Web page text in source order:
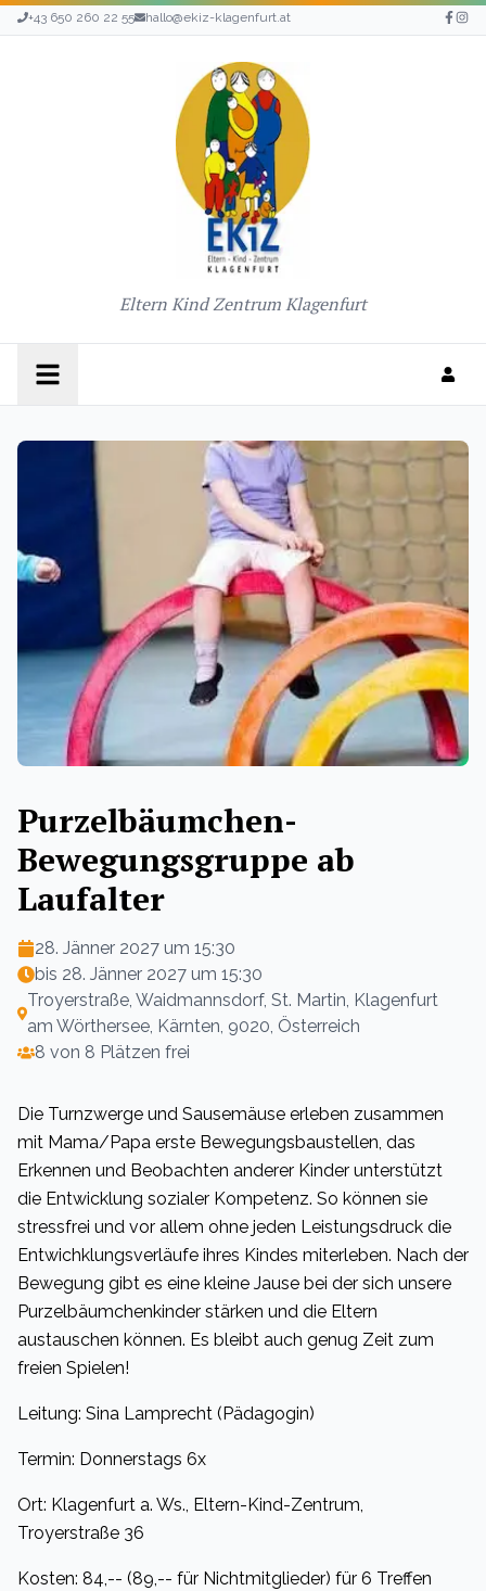
+43 650 260 22 55 hallo@ekiz-klagenfurt.at
Eltern Kind Zentrum Klagenfurt
Purzelbäumchen-
Bewegungsgruppe ab
Laufalter
28. Jänner 2027 um 15:30
bis 28. Jänner 2027 um 15:30
Troyerstraße, Waidmannsdorf, St. Martin, Klagenfurt
am Wörthersee, Kärnten, 9020, Österreich
8 von 8 Plätzen frei
Die Turnzwerge und Sausemäuse erleben zusammen
mit Mama/Papa erste Bewegungsbaustellen, das
Erkennen und Beobachten anderer Kinder unterstützt
die Entwicklung sozialer Kompetenz. So können sie
stressfrei und vor allem ohne jeden Leistungsdruck die
Entwichklungsverläufe ihres Kindes miterleben. Nach der
Bewegung gibt es eine kleine Jause bei der sich unsere
Purzelbäumchenkinder stärken und die Eltern
austauschen können. Es bleibt auch genug Zeit zum
freien Spielen!
Leitung: Sina Lamprecht (Pädagogin)
Termin: Donnerstags 6x
Ort: Klagenfurt a. Ws., Eltern-Kind-Zentrum,
Troyerstraße 36
Kosten: 84,-- (89,-- für Nichtmitglieder) für 6 Treffen